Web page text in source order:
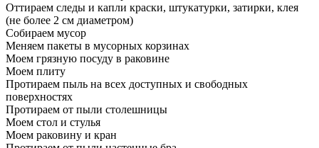
Оттираем следы и капли краски, штукатурки, затирки, клея
(не более 2 см диаметром)
Собираем мусор
Меняем пакеты в мусорных корзинах
Моем грязную посуду в раковине
Моем плиту
Протираем пыль на всех доступных и свободных
поверхностях
Протираем от пыли столешницы
Моем стол и стулья
Моем раковину и кран